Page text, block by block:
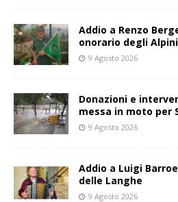
Addio a Renzo
onorario degli
9 Agosto 2026
Donazioni e
messa in moto per
9 Agosto 2026
Addio a Luigi
delle Langhe
9 Agosto 2026